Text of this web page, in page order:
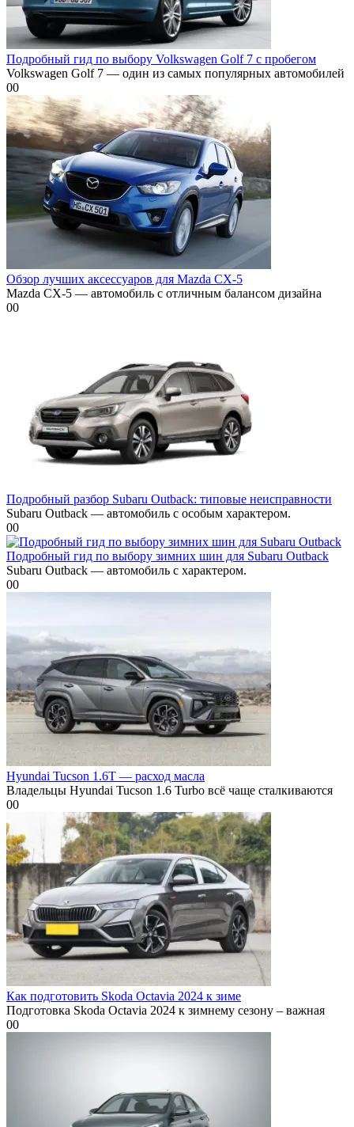
Подробный гид по выбору Volkswagen Golf 7 с пробегом
Volkswagen Golf 7 — один из самых популярных автомобилей
00
Обзор лучших аксессуаров для Mazda CX-5
Mazda CX-5 — автомобиль с отличным балансом дизайна
00
Подробный разбор Subaru Outback: типовые неисправности
Subaru Outback — автомобиль с особым характером.
00
Подробный гид по выбору зимних шин для Subaru Outback
Subaru Outback — автомобиль с характером.
00
Hyundai Tucson 1.6T — расход масла
Владельцы Hyundai Tucson 1.6 Turbo всё чаще сталкиваются
00
Как подготовить Skoda Octavia 2024 к зиме
Подготовка Skoda Octavia 2024 к зимнему сезону – важная
00